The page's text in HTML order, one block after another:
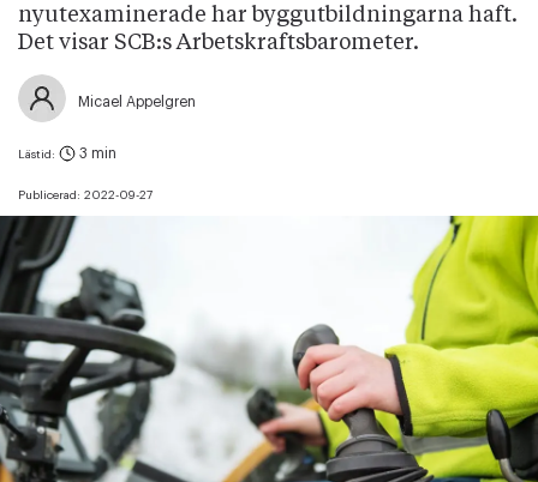
nyutexaminerade har byggutbildningarna haft.
Det visar SCB:s Arbetskraftsbarometer.
Micael Appelgren
Publicerad: 2022-09-27
Lästid: 3 min